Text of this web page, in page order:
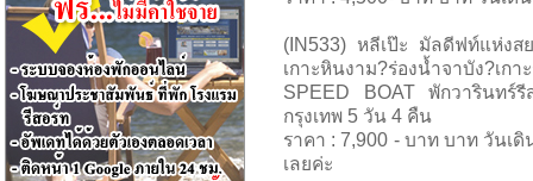
(IN533) หลีเป๊ะ มัลดีฟท์แห่งสย
เกาะหินงาม?ร่องน้ำจาบัง?เก
SPEED BOAT พักวารินทร์รี
กรุงเทพ 5 วัน 4 คืน
ราคา : 7,900 - บาท บาท วันเ
เลยค่ะ